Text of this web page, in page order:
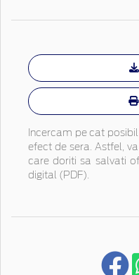
Incercam pe cat
efect de sera. Astfel,
care doriti sa salvati
digital (PDF).